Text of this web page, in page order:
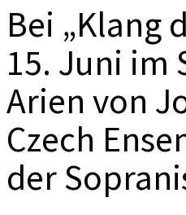
Bei „Klang
15. Juni im
Arien von
Czech
der